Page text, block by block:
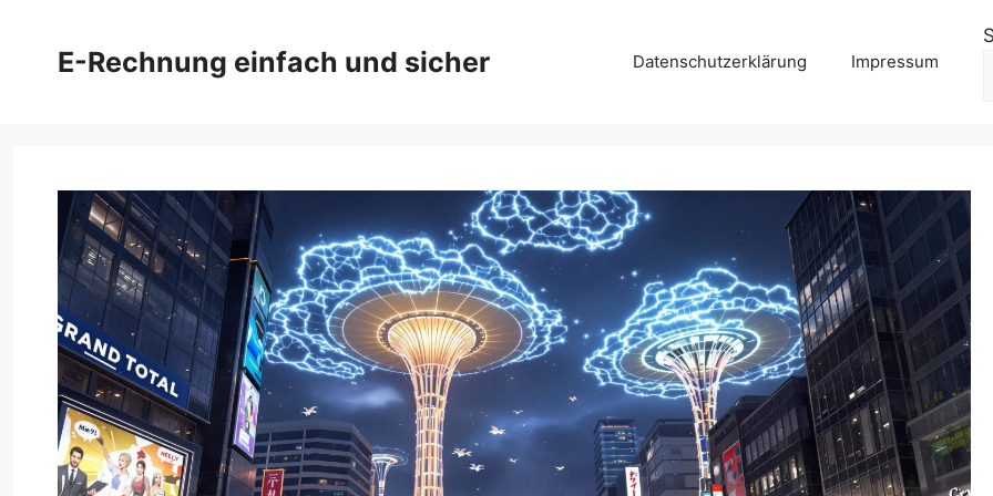
springenE-Rechnung einfach und sicher Datenschutzerklärung Impressum